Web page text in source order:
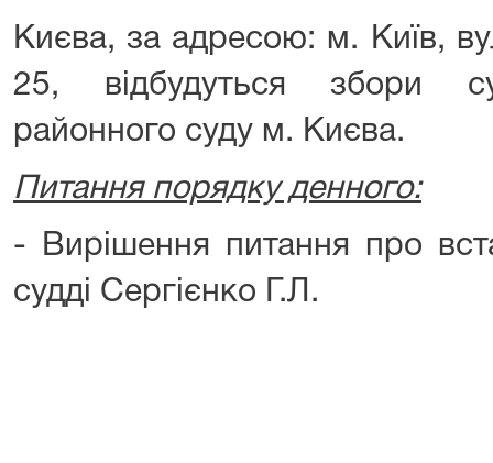
Києва, за адресою: м. Київ,
25, відбудуться збори
районного суду м. Києва.
Питання порядку денного:
- Вирішення питання про
судді Сергієнко Г.Л.